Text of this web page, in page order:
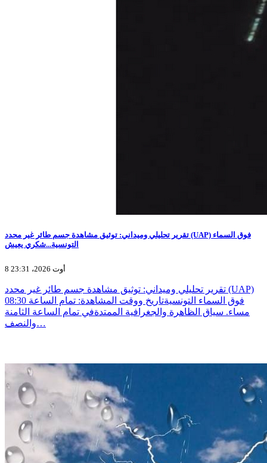
تقرير تحليلي وميداني: توثيق مشاهدة جسم طائر غير محدد (UAP) فوق السماء
التونسية...شكري يعيش
8 أوت 2026، 23:31
تقرير تحليلي وميداني: توثيق مشاهدة جسم طائر غير محدد (UAP)
فوق السماء التونسيةتاريخ ووقت المشاهدة: تمام الساعة 08:30
مساء. سياق الظاهرة والجغرافية الممتدةفي تمام الساعة الثامنة
والنصف…